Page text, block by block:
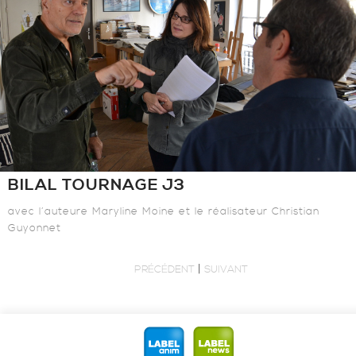
BILAL TOURNAGE J3
avec l’auteure Maryline Moine et le réalisateur Christian
Guyonnet
PRÉCÉDENT | SUIVANT